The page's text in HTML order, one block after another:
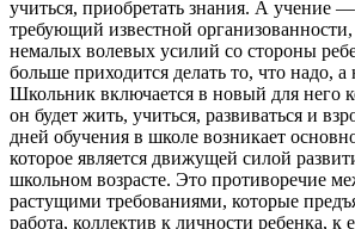
учиться, приобретать знания. А учение
требующий известной
немалых волевых усилий со стороны
больше приходится делать то, что надо, а
Школьник включается в новый для него
он будет жить, учиться, развиваться и
дней обучения в школе возникает
которое является движущей силой
школьном возрасте. Это противоречие
растущими требованиями, которые
работа, коллектив к личности ребенка, к